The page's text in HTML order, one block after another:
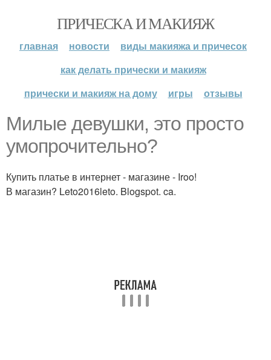
ПРИЧЕСКА И МАКИЯЖ
главная новости
виды макияжа и причесок
как делать прически и макияж
прически и макияж на дому
игры отзывы
Милые девушки, это просто
умопрочительно?
Купить платье в интернет - магазине - Iroo!
В магазин? Leto2016leto. Blogspot. ca.